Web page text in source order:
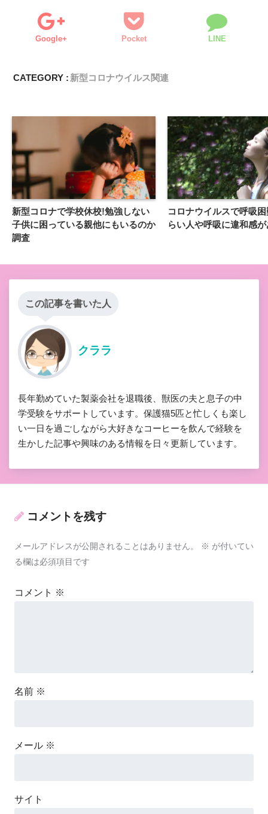
Google+ Pocket LINE
CATEGORY : 新型コロナウイルス関連
新型コロナで学校休校!勉強しない
子供に困っている親他にもいるのか
調査
コロナウイルスで呼吸
らい人や呼吸に違和感
この記事を書いた人
クララ
長年勤めていた製薬会社を退職後、獣医の夫と息子の中
学受験をサポートしています。保護猫5匹と忙しくも楽し
い一日を過ごしながら大好きなコーヒーを飲んで経験を
生かした記事や興味のある情報を日々更新しています。
コメントを残す
メールアドレスが公開されることはありません。 ※ が付いてい
る欄は必須項目です
コメント ※
名前 ※
メール ※
サイト